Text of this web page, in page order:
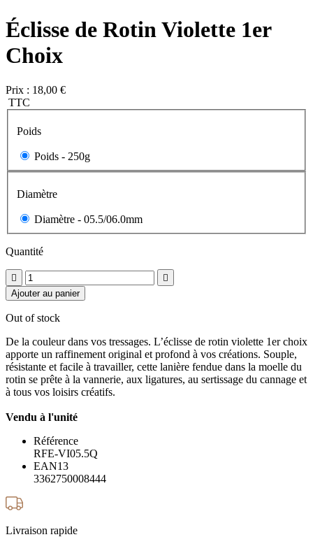
Éclisse de Rotin Violette 1er
Choix
Prix : 18,00 €
TTC
Poids
Poids - 250g
Diamètre
Diamètre - 05.5/06.0mm
Quantité


Ajouter au panier
Out of stock
De la couleur dans vos tressages. L’éclisse de rotin violette 1er choix
apporte un raffinement original et profond à vos créations. Souple,
résistante et facile à travailler, cette lanière fendue dans la moelle du
rotin se prête à la vannerie, aux ligatures, au sertissage du cannage et
à tous vos loisirs créatifs.
Vendu à l'unité
Référence
RFE-VI05.5Q
EAN13
3362750008444
Livraison rapide